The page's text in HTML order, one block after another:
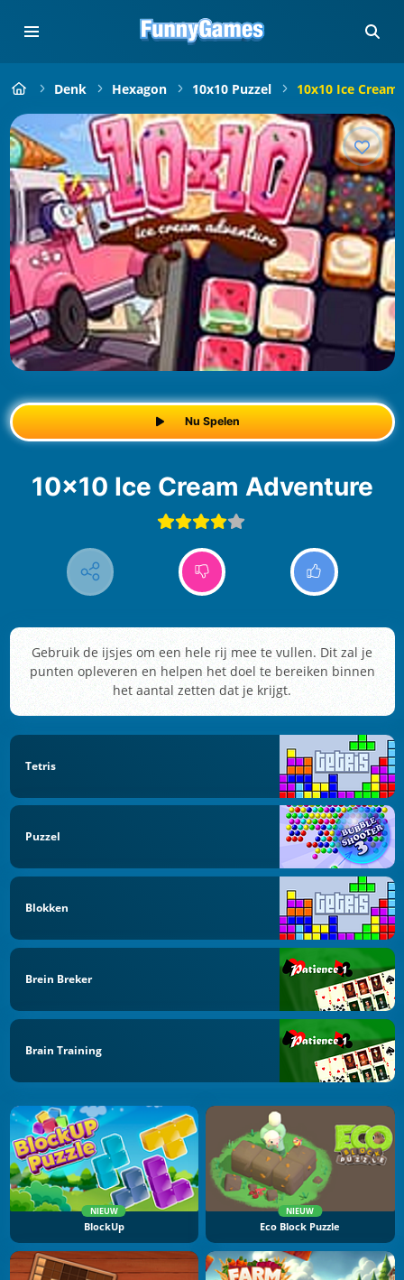
Denk Hexagon 10x10 Puzzel 10x10 Ice
Nu Spelen
10x10 Ice Cream Adventure
Gebruik de ijsjes om een hele rij mee te vullen. Dit zal je
punten opleveren en helpen het doel te bereiken binnen
het aantal zetten dat je krijgt.
Tetris
Puzzel
Blokken
Brein Breker
Brain Training
NIEUW
BlockUp
NIEUW
Eco Block Puzzle